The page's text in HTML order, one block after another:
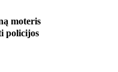
moteris
policijos